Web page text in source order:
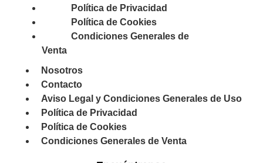
Política de Privacidad
Política de Cookies
Condiciones Generales de
Venta
Nosotros
Contacto
Aviso Legal y Condiciones Generales de Uso
Política de Privacidad
Política de Cookies
Condiciones Generales de Venta